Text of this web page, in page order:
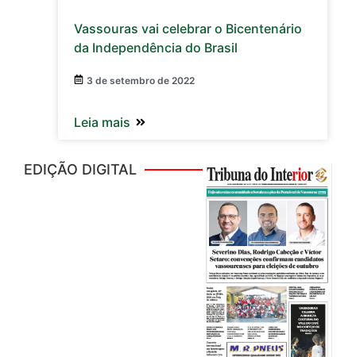
Vassouras vai celebrar o Bicentenário
da Independência do Brasil
3 de setembro de 2022
Leia mais
EDIÇÃO DIGITAL